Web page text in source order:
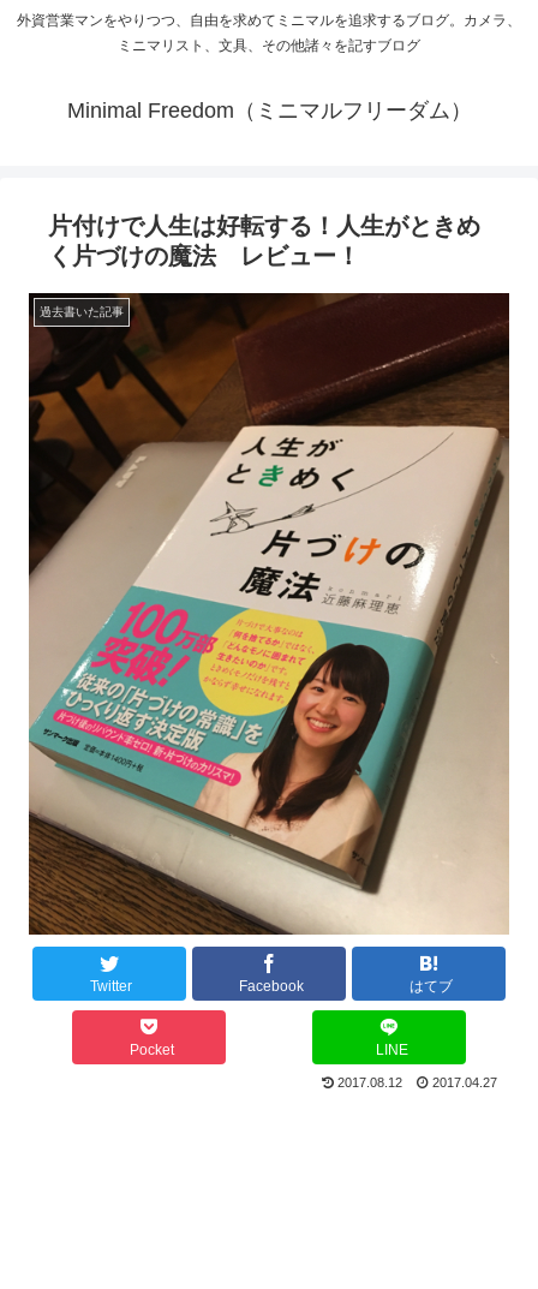
外資営業マンをやりつつ、自由を求めてミニマルを追求するブログ。カメラ、
ミニマリスト、文具、その他諸々を記すブログ
Minimal Freedom（ミニマルフリーダム）
片付けで人生は好転する！人生がときめ
く片づけの魔法 レビュー！
過去書いた記事
Twitter Facebook はてブ
Pocket LINE
2017.08.12 2017.04.27